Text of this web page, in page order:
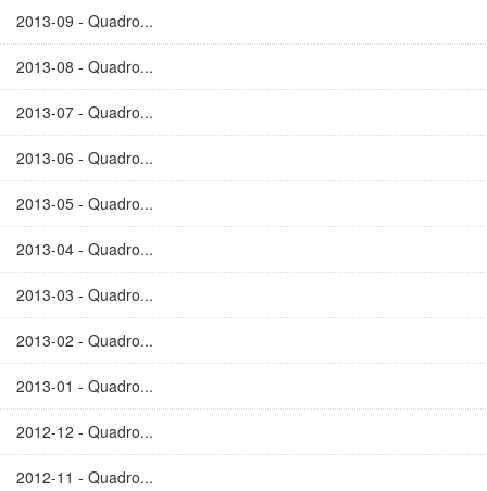
2013-09 - Quadro...
2013-08 - Quadro...
2013-07 - Quadro...
2013-06 - Quadro...
2013-05 - Quadro...
2013-04 - Quadro...
2013-03 - Quadro...
2013-02 - Quadro...
2013-01 - Quadro...
2012-12 - Quadro...
2012-11 - Quadro...